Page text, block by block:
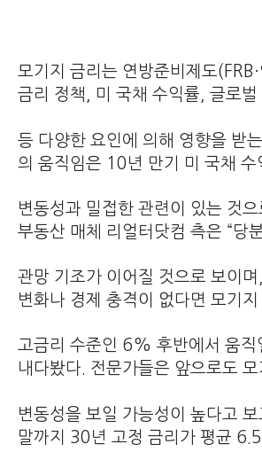
모기지 금리는 연방준비제도
금리 정책, 미 국채 수익률, 글로벌
등 다양한 요인에 의해 영향을 받
의 움직임은 10년 만기 미 국채 수
변동성과 밀접한 관련이 있는 것으
부동산 매체 리얼터닷컴 측은 “당
관망 기조가 이어질 것으로 보이
변화나 경제 충격이 없다면 모기지
고금리 수준인 6% 후반에서 움직
내다봤다. 전문가들은 앞으로도
변동성을 보일 가능성이 높다고
말까지 30년 고정 금리가 평균